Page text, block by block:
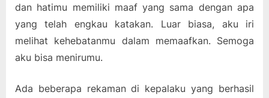
dan hatimu memiliki maaf yang sama dengan apa
yang telah engkau katakan. Luar biasa, aku iri
melihat kehebatanmu dalam memaafkan. Semoga
aku bisa menirumu.
Ada beberapa rekaman di kepalaku yang berhasil